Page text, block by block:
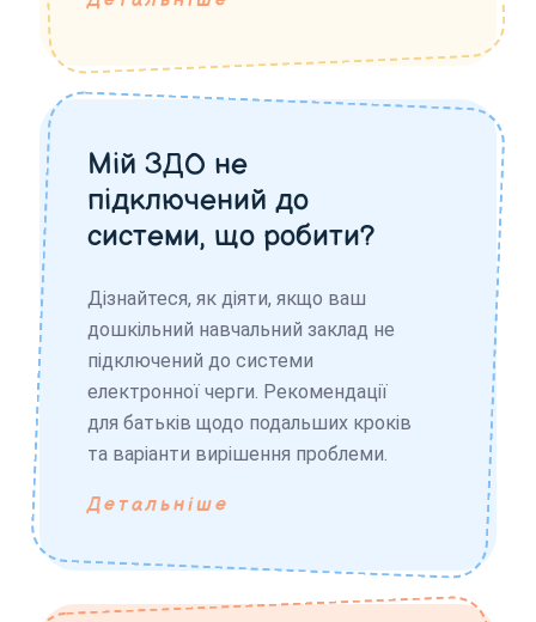
Мій ЗДО не
підключений до
системи, що робити?
Дізнайтеся, як діяти, якщо ваш
дошкільний навчальний заклад не
підключений до системи
електронної черги. Рекомендації
для батьків щодо подальших кроків
та варіанти вирішення проблеми.
Детальніше